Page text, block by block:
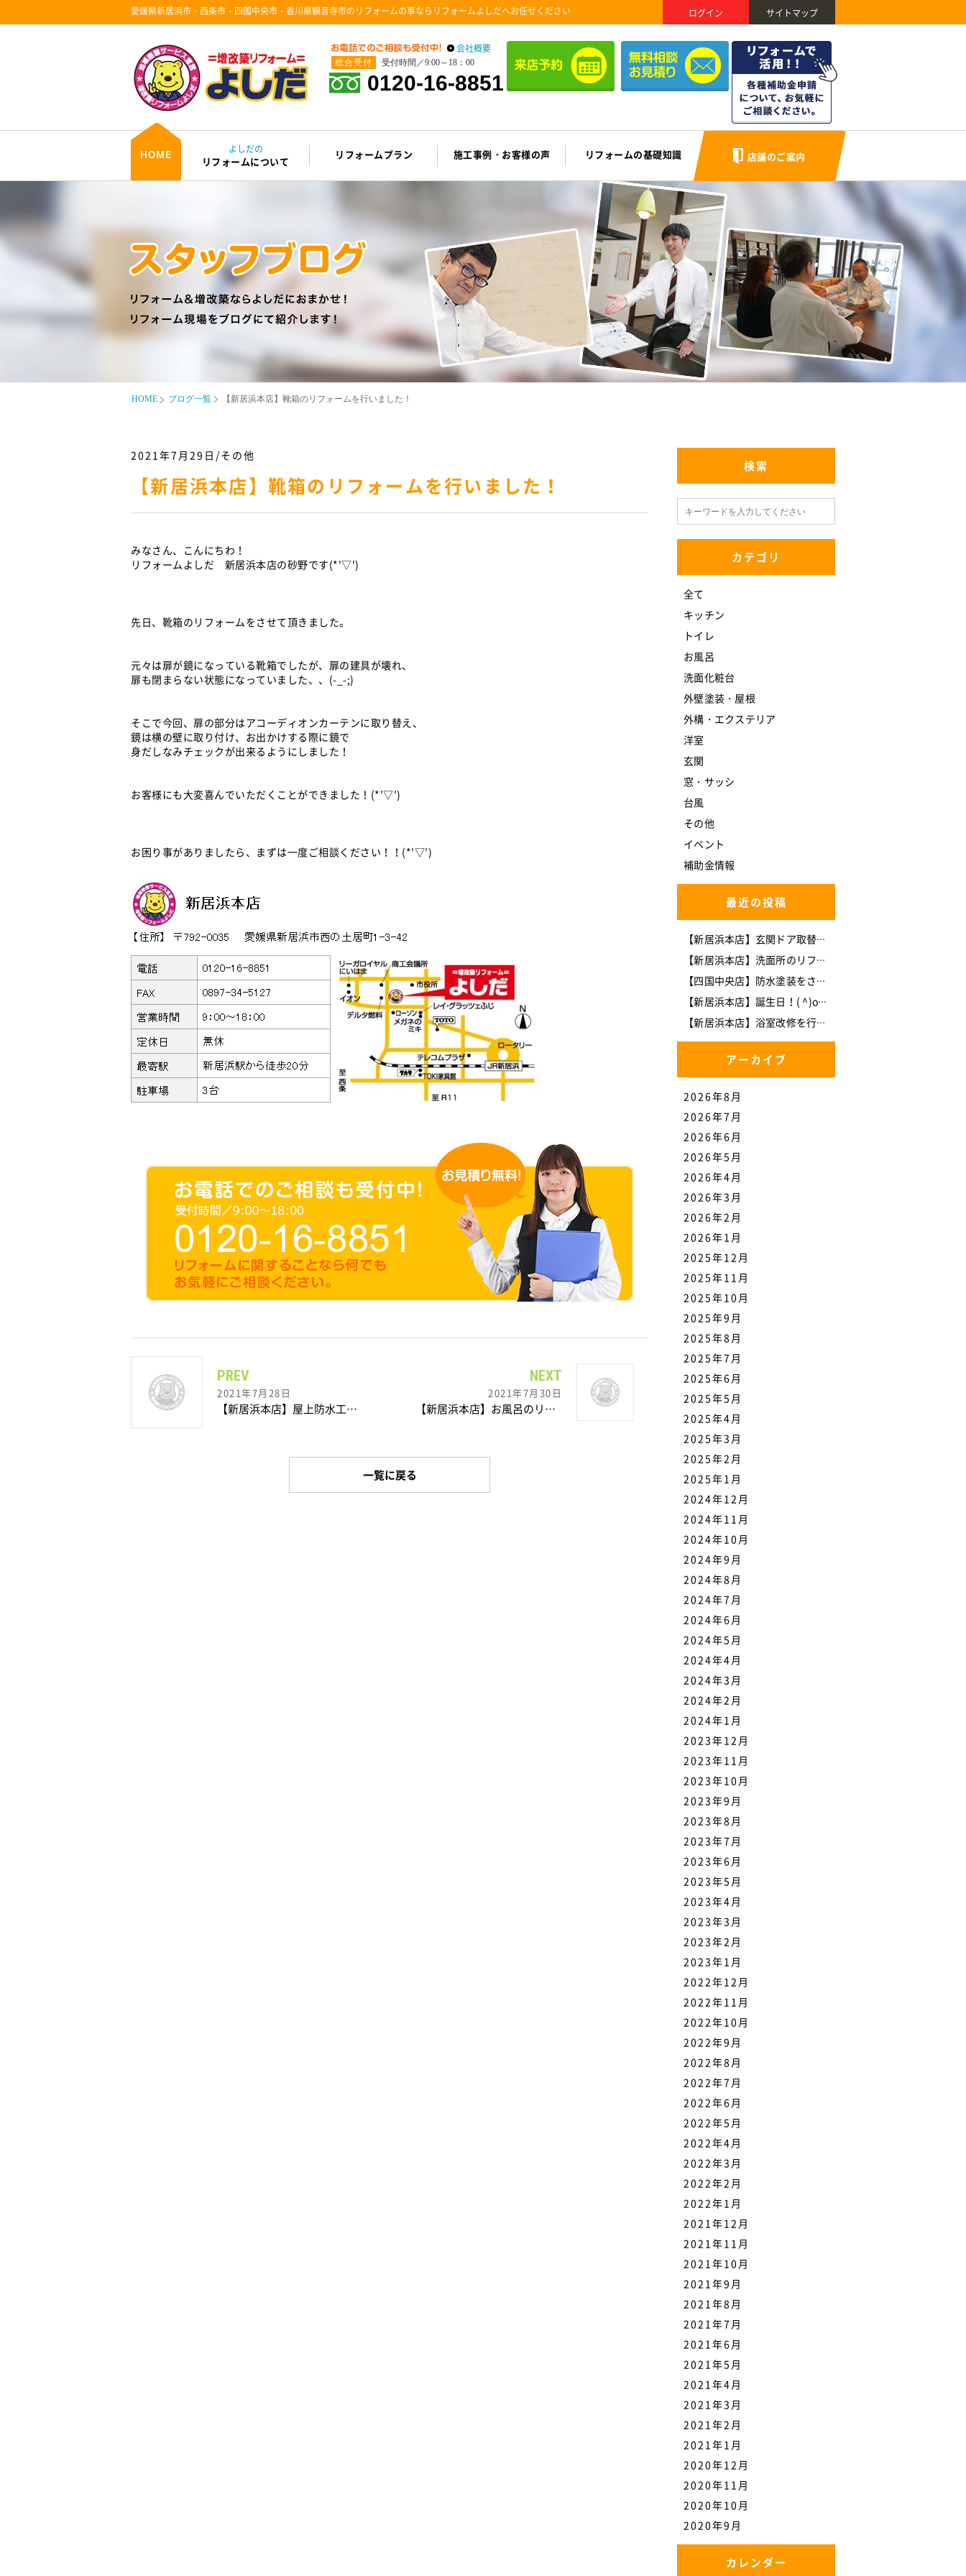
愛媛県新居浜市・西条市・四国中央市・香川県観音寺市のリフォームの事ならリフォームよしだへお任せください サイトマップ
ログイン
会社概要
総合受付 受付時間／9:00～18：00
0120-16-8851
よしだの
リフォームについて
リフォームプラン 施工事例・お客様の声 リフォームの基礎知識 店舗のご案内
HOME ブログ一覧 【新居浜本店】靴箱のリフォームを行いました！
2021年7月29日/その他
【新居浜本店】靴箱のリフォームを行いました！
みなさん、こんにちわ！
リフォームよしだ 新居浜本店の砂野です(*'▽')
先日、靴箱のリフォームをさせて頂きました。
元々は扉が鏡になっている靴箱でしたが、扉の建具が壊れ、
扉も閉まらない状態になっていました、、(-_-;)
そこで今回、扉の部分はアコーディオンカーテンに取り替え、
鏡は横の壁に取り付け、お出かけする際に鏡で
身だしなみチェックが出来るようにしました！
お客様にも大変喜んでいただくことができました！(*'▽')
お困り事がありましたら、まずは一度ご相談ください！！(*'▽')
PREV
2021年7月28日
【新居浜本店】屋上防水工事を行いました。
NEXT
2021年7月30日
【新居浜本店】お風呂のリフォームを行いました！
一覧に戻る
検索
カテゴリ
全て
キッチン
トイレ
お風呂
洗面化粧台
外壁塗装・屋根
外構・エクステリア
洋室
玄関
窓・サッシ
台風
その他
イベント
補助金情報
最近の投稿
【新居浜本店】玄関ドア取替工事(*^-^*)
【新居浜本店】洗面所のリフォームを行いました。
【四国中央店】防水塗装をさせて頂きました。
【新居浜本店】誕生日！( ^)o(^ )
【新居浜本店】浴室改修を行いました。
アーカイブ
2026年8月
2026年7月
2026年6月
2026年5月
2026年4月
2026年3月
2026年2月
2026年1月
2025年12月
2025年11月
2025年10月
2025年9月
2025年8月
2025年7月
2025年6月
2025年5月
2025年4月
2025年3月
2025年2月
2025年1月
2024年12月
2024年11月
2024年10月
2024年9月
2024年8月
2024年7月
2024年6月
2024年5月
2024年4月
2024年3月
2024年2月
2024年1月
2023年12月
2023年11月
2023年10月
2023年9月
2023年8月
2023年7月
2023年6月
2023年5月
2023年4月
2023年3月
2023年2月
2023年1月
2022年12月
2022年11月
2022年10月
2022年9月
2022年8月
2022年7月
2022年6月
2022年5月
2022年4月
2022年3月
2022年2月
2022年1月
2021年12月
2021年11月
2021年10月
2021年9月
2021年8月
2021年7月
2021年6月
2021年5月
2021年4月
2021年3月
2021年2月
2021年1月
2020年12月
2020年11月
2020年10月
2020年9月
カレンダー